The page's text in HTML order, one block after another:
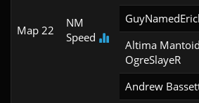
Map 22
NM
Speed
Altima Mantoid
OgreSlayeR
Andrew